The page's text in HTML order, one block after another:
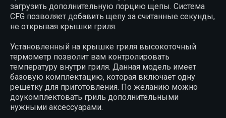
загрузить дополнительную порцию щепы. Система
CFG позволяет добавить щепу за считанные секунды,
не открывая крышки гриля.
Установленный на крышке гриля высокоточный
термометр позволит вам контролировать
температуру внутри гриля. Данная модель имеет
базовую комплектацию, которая включает одну
решетку для приготовления. По желанию можно
доукомплектовать гриль дополнительными
нужными аксессуарами.